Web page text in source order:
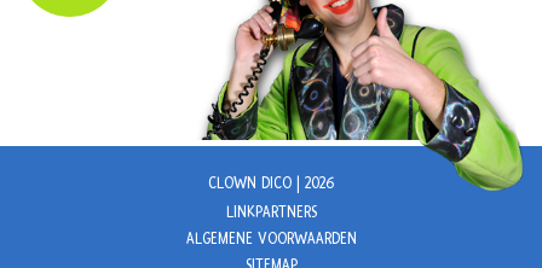
CLOWN DICO | 2026
LINKPARTNERS
ALGEMENE VOORWAARDEN